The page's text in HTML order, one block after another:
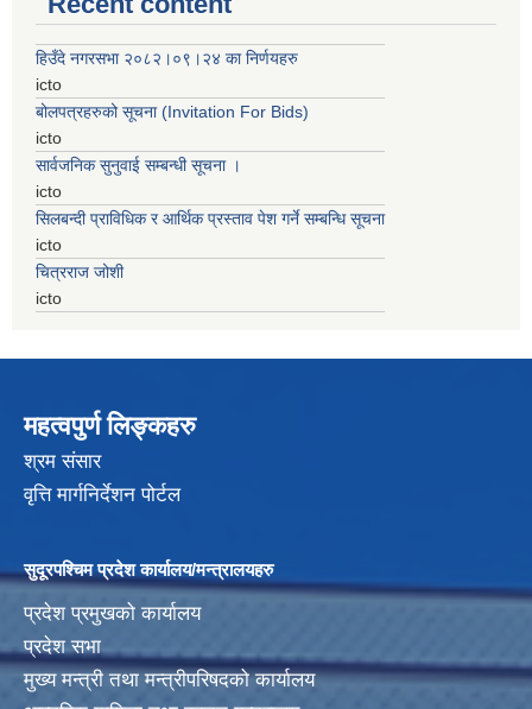
हिउँदे नगरसभा २०८२।०९।२४ का निर्णयहरु
icto
बोलपत्रहरुको सूचना (Invitation For Bids)
icto
सार्वजनिक सुनुवाई सम्बन्धी सूचना ।
icto
सिलबन्दी प्राविधिक र आर्थिक प्रस्ताव पेश गर्ने सम्बन्धि सूचना
icto
चित्रराज जोशी
icto
महत्वपुर्ण लिङ्कहरु
श्रम संसार
वृत्ति मार्गनिर्देशन पोर्टल
सुदूरपश्चिम प्रदेश कार्यालय/मन्त्रालयहरु
प्रदेश प्रमुखको कार्यालय
प्रदेश सभा
मुख्य मन्त्री तथा मन्त्रीपरिषदको कार्यालय